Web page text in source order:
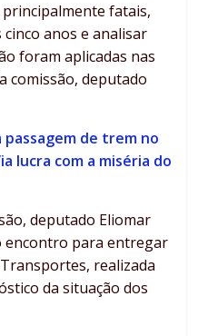
fatais,
anos e analisar
foram aplicadas nas
comissão, deputado
de trem no
lucra com a miséria do
deputado Eliomar
encontro para entregar
realizada
da situação dos